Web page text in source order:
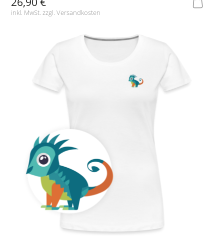
inkl. MwSt. zzgl.Versandkosten